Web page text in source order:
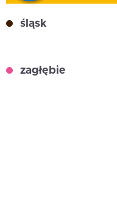
śląsk
zagłębie